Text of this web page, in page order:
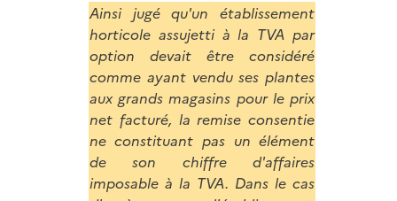
Ainsi jugé qu'un établissement
horticole assujetti à la TVA par
option devait être considéré
comme ayant vendu ses plantes
aux grands magasins pour le prix
net facturé, la remise consentie
ne constituant pas un élément
de son chiffre d'affaires
imposable à la TVA. Dans le cas